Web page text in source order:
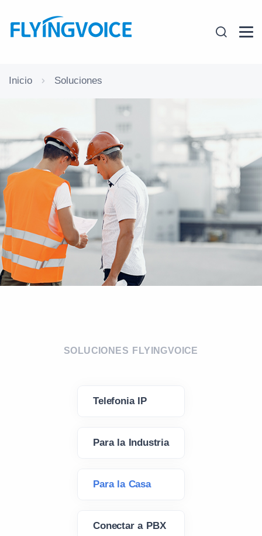
Inicio Soluciones
SOLUCIONES FLYINGVOICE
Telefonia IP
Para la Industria
Para la Casa
Conectar a PBX